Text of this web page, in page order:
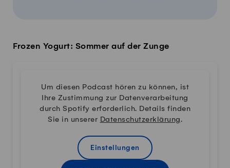
Frozen Yogurt: Sommer auf der Zunge
Um diesen Podcast hören zu können, ist
Ihre Zustimmung zur Datenverarbeitung
durch Spotify erforderlich. Details finden
Sie in unserer Datenschutzerklärung.
Einstellungen